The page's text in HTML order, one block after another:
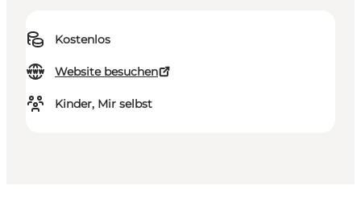
Kostenlos
Website besuchen
Kinder, Mir selbst